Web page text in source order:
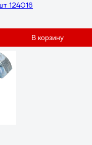
124016
В корзину